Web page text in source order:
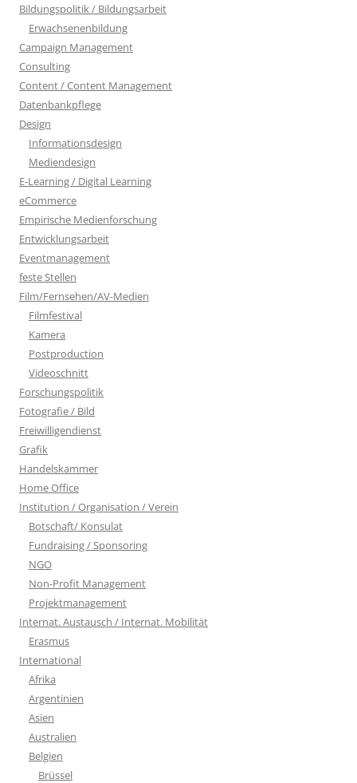
Bildungspolitik / Bildungsarbeit
Erwachsenenbildung
Campaign Management
Consulting
Content / Content Management
Datenbankpflege
Design
Informationsdesign
Mediendesign
E-Learning / Digital Learning
eCommerce
Empirische Medienforschung
Entwicklungsarbeit
Eventmanagement
feste Stellen
Film/Fernsehen/AV-Medien
Filmfestival
Kamera
Postproduction
Videoschnitt
Forschungspolitik
Fotografie / Bild
Freiwilligendienst
Grafik
Handelskammer
Home Office
Institution / Organisation / Verein
Botschaft/ Konsulat
Fundraising / Sponsoring
NGO
Non-Profit Management
Projektmanagement
Internat. Austausch / Internat. Mobilität
Erasmus
International
Afrika
Argentinien
Asien
Australien
Belgien
Brüssel